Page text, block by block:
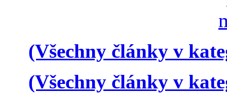
(Všechny články v
(Všechny články v